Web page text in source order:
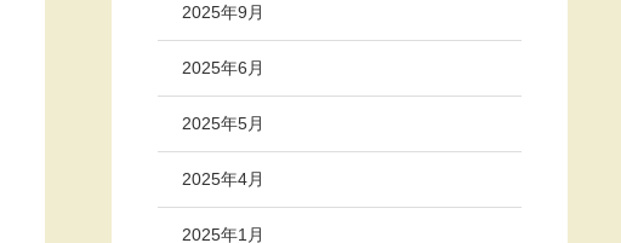
2025年9月
2025年6月
2025年5月
2025年4月
2025年1月